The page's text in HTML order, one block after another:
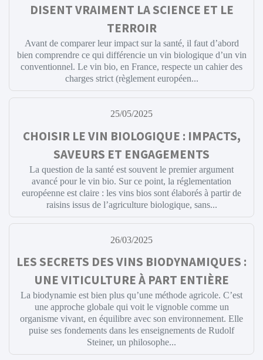
DISENT VRAIMENT LA SCIENCE ET LE
TERROIR
Avant de comparer leur impact sur la santé, il faut d’abord
bien comprendre ce qui différencie un vin biologique d’un vin
conventionnel. Le vin bio, en France, respecte un cahier des
charges strict (règlement européen...
25/05/2025
CHOISIR LE VIN BIOLOGIQUE : IMPACTS,
SAVEURS ET ENGAGEMENTS
La question de la santé est souvent le premier argument
avancé pour le vin bio. Sur ce point, la réglementation
européenne est claire : les vins bios sont élaborés à partir de
raisins issus de l’agriculture biologique, sans...
26/03/2025
LES SECRETS DES VINS BIODYNAMIQUES :
UNE VITICULTURE À PART ENTIÈRE
La biodynamie est bien plus qu’une méthode agricole. C’est
une approche globale qui voit le vignoble comme un
organisme vivant, en équilibre avec son environnement. Elle
puise ses fondements dans les enseignements de Rudolf
Steiner, un philosophe...